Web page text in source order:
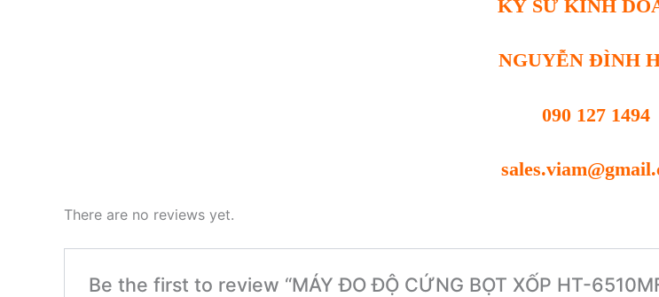
KỸ SƯ KINH
NGUYỄN ĐÌNH
090 127 1494
There are no reviews yet.
Be the first to review “MÁY ĐO ĐỘ CỨNG BỌT XỐP HT-